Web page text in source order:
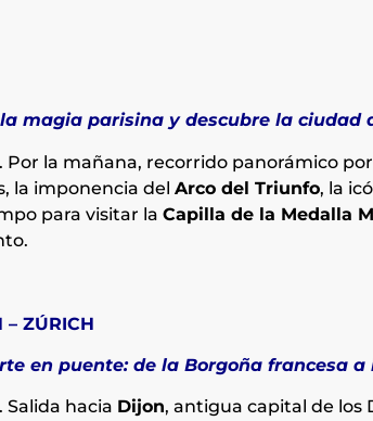
magia parisina y descubre la ciudad
Por la mañana, recorrido panorámico
la imponencia del Arco del Triunfo, la
para visitar la Capilla de la Medalla
– ZÚRICH
en puente: de la Borgoña francesa a
Salida hacia Dijon, antigua capital de los